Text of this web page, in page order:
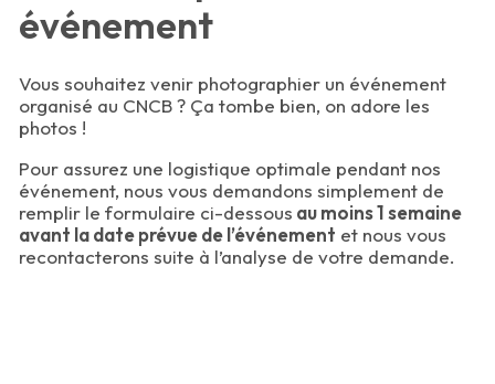
événement
Vous souhaitez venir photographier un événement
organisé au CNCB ? Ça tombe bien, on adore les
photos !
Pour assurez une logistique optimale pendant nos
événement, nous vous demandons simplement de
remplir le formulaire ci-dessous au moins 1 semaine
avant la date prévue de l’événement et nous vous
recontacterons suite à l’analyse de votre demande.